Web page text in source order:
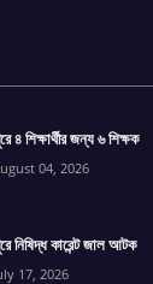
৪ শিক্ষার্থীর জন্য ৬ শিক্ষক
04, 2026
নিষিদ্ধ কারেন্ট জাল আটক
17, 2026